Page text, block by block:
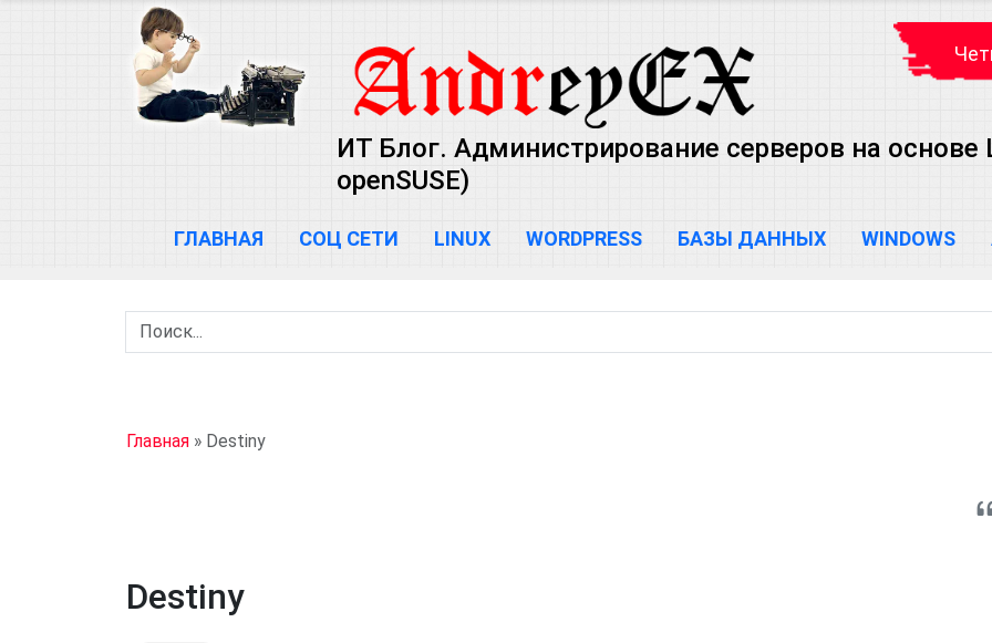
ИТ Блог. Администрирование серверов на основе
openSUSE)
ГЛАВНАЯ СОЦ СЕТИ LINUX WORDPRESS БАЗЫ ДАННЫХ WINDOWS
Главная » Destiny
Destiny